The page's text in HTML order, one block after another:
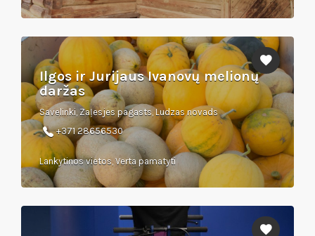
Ilgos ir Jurijaus Ivanovų melionų
daržas
Savelinki, Zaļesjes pagasts, Ludzas novads
+371 28656530
Lankytinos vietos, Verta pamatyti